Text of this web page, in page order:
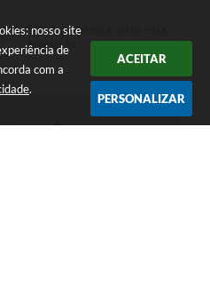
nosso site
de
com a
.
ACEITAR
PERSONALIZAR
Seja o primeiro a curtir esta
legislação.